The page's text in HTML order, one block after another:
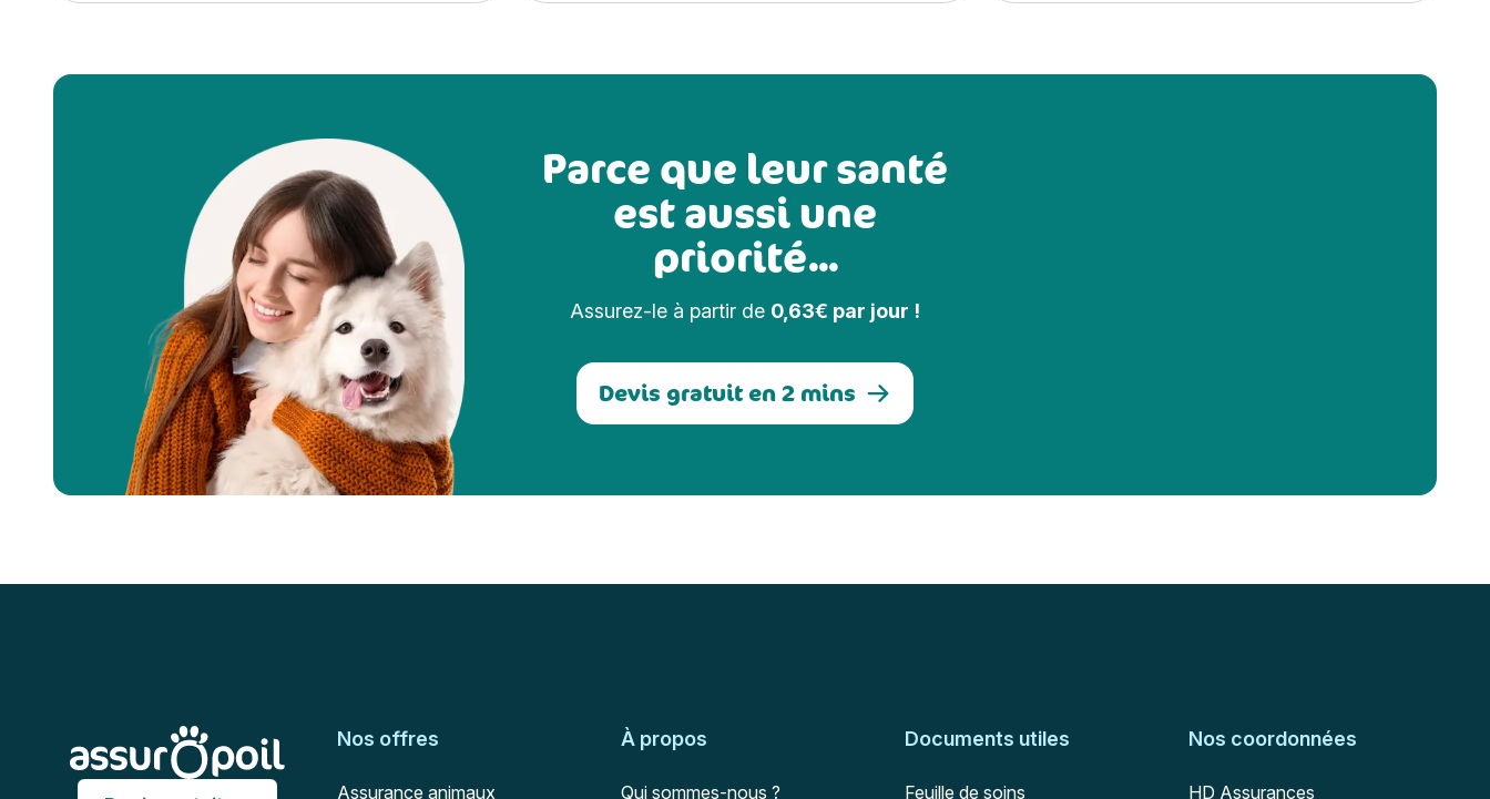
Parce que leur santé
est aussi une
priorité...
Assurez-le à partir de 0,63€ par jour !
Devis gratuit en 2 mins
Nos offres
Assurance animaux
À propos
Qui sommes-nous ?
Documents utiles
Feuille de soins
Nos coordonnées
Adresse postale
HD Assurances